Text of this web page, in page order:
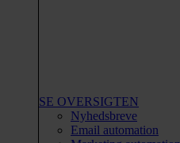
SE OVERSIGTEN
Nyhedsbreve
Email automation